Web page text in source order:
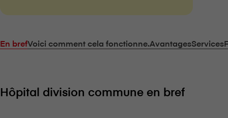
En brefVoici comment cela fonctionne.AvantagesServices
Hôpital division commune en bref